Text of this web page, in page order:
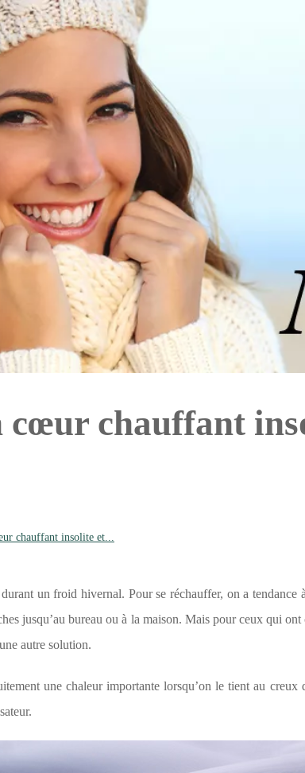
cœur chauffant
chauffant insolite et...
un froid hivernal. Pour se réchauffer, on a tendance
jusqu’au bureau ou à la maison. Mais pour ceux qui
autre solution.
une chaleur importante lorsqu’on le tient au creux